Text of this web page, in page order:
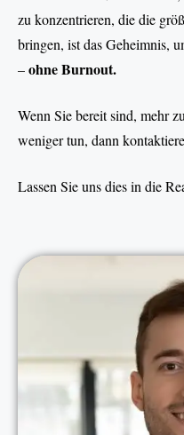
zu konzentrieren, die die
bringen, ist das Geheimnis,
–ohne Burnout.
Wenn Sie bereit sind, mehr
weniger tun, dann
Lassen Sie uns dies in die